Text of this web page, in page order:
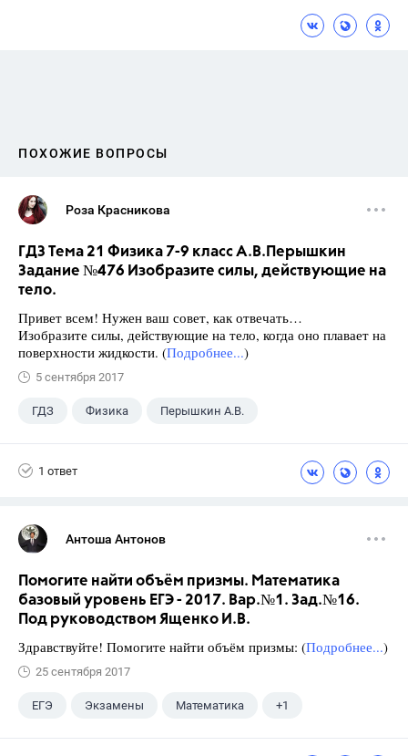
ПОХОЖИЕ ВОПРОСЫ
Роза Красникова
ГДЗ Тема 21 Физика 7-9 класс А.В.Перышкин
Задание №476 Изобразите силы, действующие на
тело.
Привет всем! Нужен ваш совет, как отвечать…
Изобразите силы, действующие на тело, когда оно плавает на
поверхности жидкости. (Подробнее...)
5 сентября 2017
ГДЗ Физика Перышкин А.В.
1 ответ
Антоша Антонов
Помогите найти объём призмы. Математика
базовый уровень ЕГЭ - 2017. Вар.№1. Зад.№16.
Под руководством Ященко И.В.
Здравствуйте! Помогите найти объём призмы: (Подробнее...)
25 сентября 2017
ЕГЭ Экзамены Математика +1